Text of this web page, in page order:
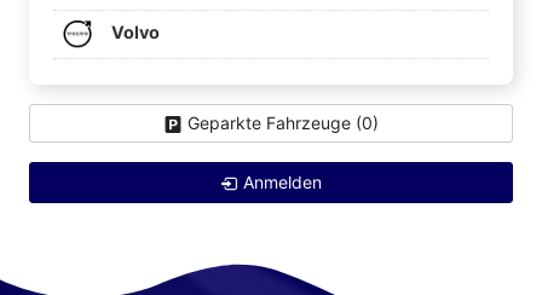
Volvo
Geparkte Fahrzeuge (0)
Anmelden